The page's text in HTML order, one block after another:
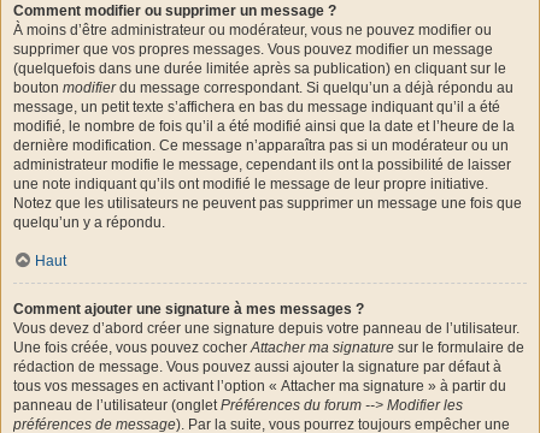
Comment modifier ou supprimer un message ?
À moins d’être administrateur ou modérateur, vous ne pouvez modifier ou
supprimer que vos propres messages. Vous pouvez modifier un message
(quelquefois dans une durée limitée après sa publication) en cliquant sur le
bouton modifierdu message correspondant. Si quelqu’un a déjà répondu au
message, un petit texte s’affichera en bas du message indiquant qu’il a été
modifié, le nombre de fois qu’il a été modifié ainsi que la date et l’heure de la
dernière modification. Ce message n’apparaîtra pas si un modérateur ou un
administrateur modifie le message, cependant ils ont la possibilité de laisser
une note indiquant qu’ils ont modifié le message de leur propre initiative.
Notez que les utilisateurs ne peuvent pas supprimer un message une fois que
quelqu’un y a répondu.
Haut
Comment ajouter une signature à mes messages ?
Vous devez d’abord créer une signature depuis votre panneau de l’utilisateur.
Une fois créée, vous pouvez cocherAttacher ma signature sur le formulaire de
rédaction de message. Vous pouvez aussi ajouter la signature par défaut à
tous vos messages en activant l’option « Attacher ma signature » à partir du
panneau de l’utilisateur (ongletPréférences du forum --> Modifier les
préférences de message). Par la suite, vous pourrez toujours empêcher une